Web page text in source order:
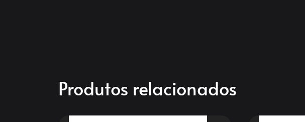
Produtos relacionados